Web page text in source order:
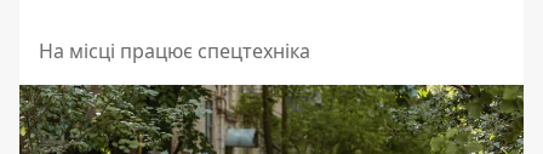
На місці працює спецтехніка